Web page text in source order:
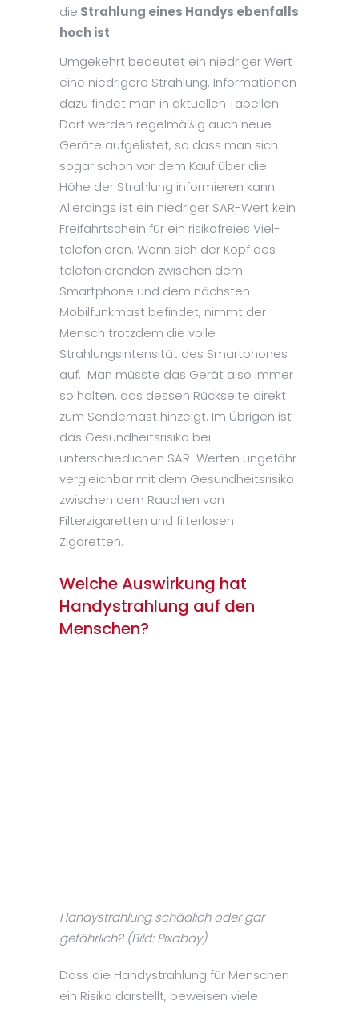
die Strahlung eines Handys ebenfalls
hoch ist.
Umgekehrt bedeutet ein niedriger Wert
eine niedrigere Strahlung. Informationen
dazu findet man in aktuellen Tabellen.
Dort werden regelmäßig auch neue
Geräte aufgelistet, so dass man sich
sogar schon vor dem Kauf über die
Höhe der Strahlung informieren kann.
Allerdings ist ein niedriger SAR-Wert kein
Freifahrtschein für ein risikofreies Viel-
telefonieren. Wenn sich der Kopf des
telefonierenden zwischen dem
Smartphone und dem nächsten
Mobilfunkmast befindet, nimmt der
Mensch trotzdem die volle
Strahlungsintensität des Smartphones
auf. Man müsste das Gerät also immer
so halten, das dessen Rückseite direkt
zum Sendemast hinzeigt. Im Übrigen ist
das Gesundheitsrisiko bei
unterschiedlichen SAR-Werten ungefähr
vergleichbar mit dem Gesundheitsrisiko
zwischen dem Rauchen von
Filterzigaretten und filterlosen
Zigaretten.
Welche Auswirkung hat
Handystrahlung auf den
Menschen?
Handystrahlung schädlich oder gar
gefährlich? (Bild: Pixabay)
Dass die Handystrahlung für Menschen
ein Risiko darstellt, beweisen viele